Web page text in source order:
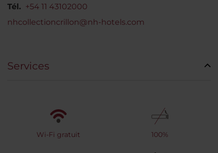
Tél. +54 11 43102000
nhcollectioncrillon@nh-hotels.com
Services
Wi-Fi gratuit 100%